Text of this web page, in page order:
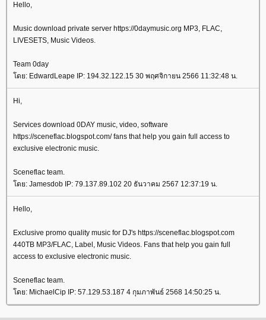
Hello,
Music download private server https://0daymusic.org MP3, FLAC,
LIVESETS, Music Videos.
Team 0day
ดย: EdwardLeape IP: 194.32.122.15 30 พฤศจิกายน 2566 11:32:48 น.
Hi,
Services download 0DAY music, video, software
https://sceneflac.blogspot.com/ fans that help you gain full access to
exclusive electronic music.
Sceneflac team.
ดย: Jamesdob IP: 79.137.89.102 20 ธันวาคม 2567 12:37:19 น.
Hello,
Exclusive promo quality music for DJ's https://sceneflac.blogspot.com
440TB MP3/FLAC, Label, Music Videos. Fans that help you gain full
access to exclusive electronic music.
Sceneflac team.
ดย: MichaelCip IP: 57.129.53.187 4 กุมภาพันธ์ 2568 14:50:25 น.